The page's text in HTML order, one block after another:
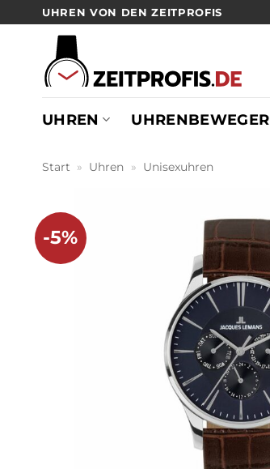
springen
UHREN VON DEN ZEITPROFIS
UHREN UHRENBEWEGER
Start » Uhren » Unisexuhren
-5%